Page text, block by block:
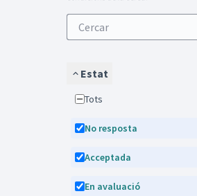
Estat
Tots
No resposta
Acceptada
En avaluació